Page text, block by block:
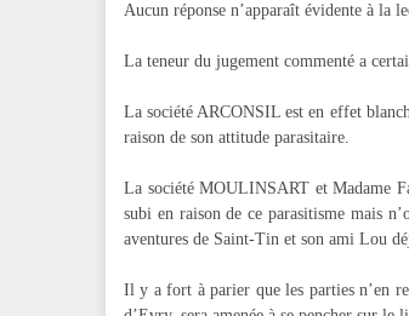
Aucun réponse n’apparaît évidente à la
La teneur du jugement commenté a
La société ARCONSIL est en effet
raison de son attitude parasitaire.
La société MOULINSART et Madame
subi en raison de ce parasitisme mais
aventures de Saint-Tin et son ami Lou
Il y a fort à parier que les parties n’en